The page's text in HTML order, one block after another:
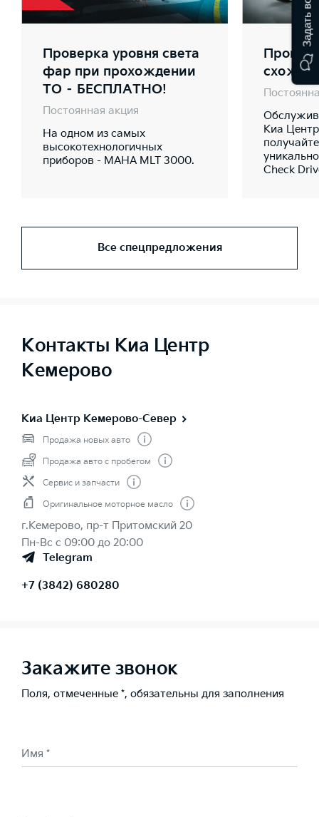
Проверка уровня света
фар при прохождении
ТО – БЕСПЛАТНО!
Постоянная акция
На одном из самых
высокотехнологичных
приборов - MAHA MLT 3000.
Киа
Check
Все спецпредложения
Контакты Киа Центр
Кемерово
Киа Центр Кемерово-Север
Продажа новых авто
Продажа авто с пробегом
Сервис и запчасти
Оригинальное моторное масло
г.Кемерово, пр-т Притомский 20
Пн-Вс с 09:00 до 20:00
Telegram
+7 (3842) 680280
Закажите звонок
Поля, отмеченные *, обязательны для заполнения
Имя *